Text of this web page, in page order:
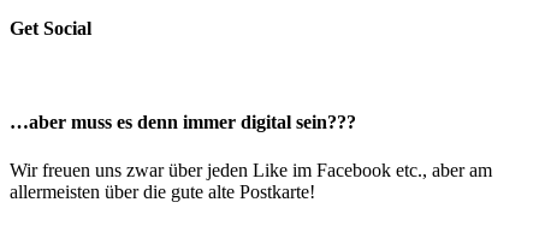
Get Social
…aber muss es denn immer digital sein???
Wir freuen uns zwar über jeden Like im Facebook etc., aber am
allermeisten über die gute alte Postkarte!